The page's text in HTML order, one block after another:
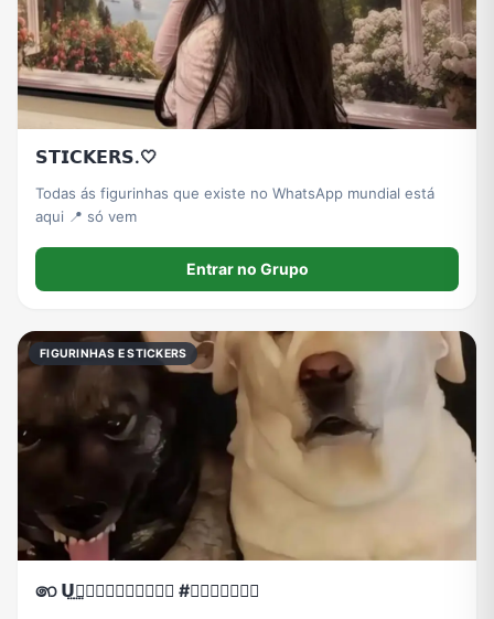
𝗦𝗧𝗜𝗖𝗞𝗘𝗥𝗦.🤍
Todas ás figurinhas que existe no WhatsApp mundial está
aqui 📍 só vem
Entrar no Grupo
FIGURINHAS E STICKERS
෨ㅤ 𝗨⵿𝗡𝗜⵿𝗩𝗘⵿𝗥𝗦⵿𝗢 #𝗦𝗧𝗜𝗖𝗞𝗘𝗥